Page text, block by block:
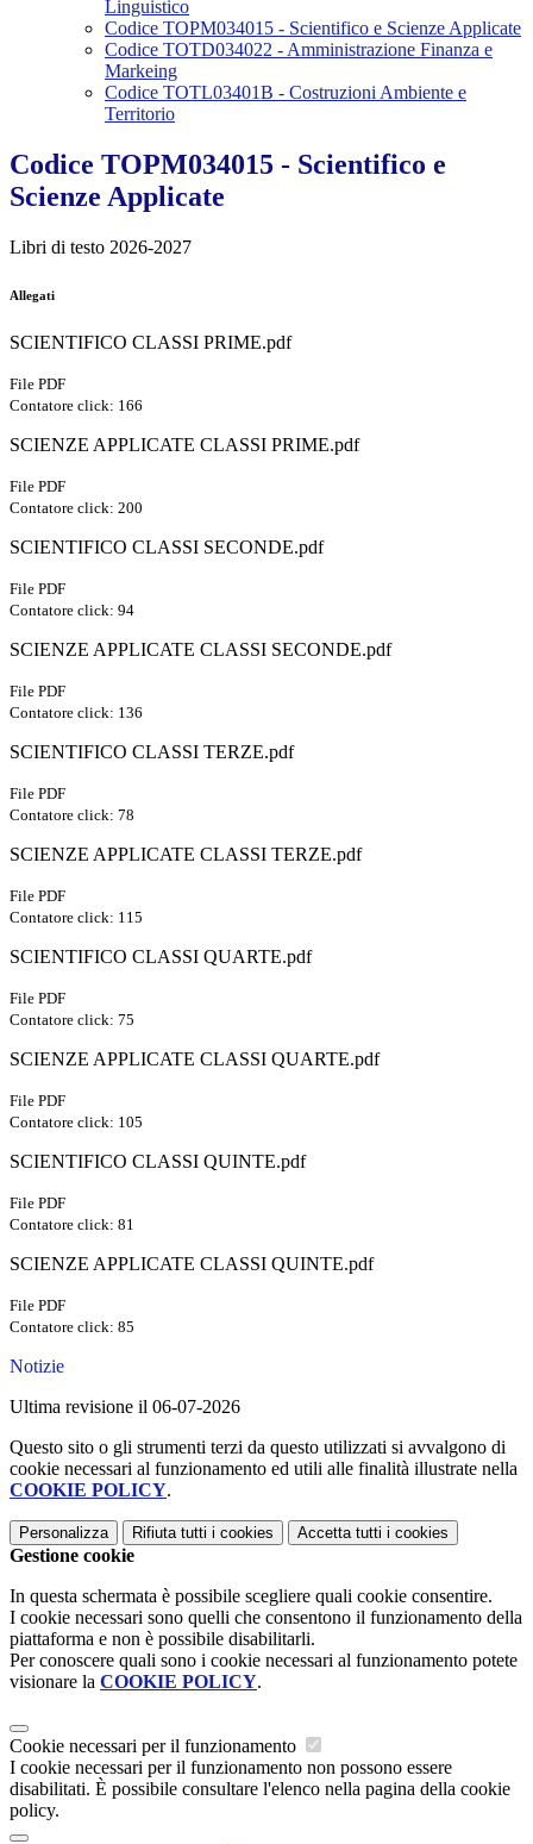
Linguistico
Codice TOPM034015 - Scientifico e Scienze Applicate
Codice TOTD034022 - Amministrazione Finanza e
Markeing
Codice TOTL03401B - Costruzioni Ambiente e
Territorio
Codice TOPM034015 - Scientifico e
Scienze Applicate
Libri di testo 2026-2027
Allegati
SCIENTIFICO CLASSI PRIME.pdf
File PDF
Contatore click: 166
SCIENZE APPLICATE CLASSI PRIME.pdf
File PDF
Contatore click: 200
SCIENTIFICO CLASSI SECONDE.pdf
File PDF
Contatore click: 94
SCIENZE APPLICATE CLASSI SECONDE.pdf
File PDF
Contatore click: 136
SCIENTIFICO CLASSI TERZE.pdf
File PDF
Contatore click: 78
SCIENZE APPLICATE CLASSI TERZE.pdf
File PDF
Contatore click: 115
SCIENTIFICO CLASSI QUARTE.pdf
File PDF
Contatore click: 75
SCIENZE APPLICATE CLASSI QUARTE.pdf
File PDF
Contatore click: 105
SCIENTIFICO CLASSI QUINTE.pdf
File PDF
Contatore click: 81
SCIENZE APPLICATE CLASSI QUINTE.pdf
File PDF
Contatore click: 85
Notizie
Ultima revisione il 06-07-2026
Questo sito o gli strumenti terzi da questo utilizzati si avvalgono di
cookie necessari al funzionamento ed utili alle finalità illustrate nella
COOKIE POLICY.
Personalizza Rifiuta tutti i cookies Accetta tutti i cookies
Gestione cookie
In questa schermata è possibile scegliere quali cookie consentire.
I cookie necessari sono quelli che consentono il funzionamento della
piattaforma e non è possibile disabilitarli.
Per conoscere quali sono i cookie necessari al funzionamento potete
visionare la COOKIE POLICY.
Cookie necessari per il funzionamento
I cookie necessari per il funzionamento non possono essere
disabilitati. È possibile consultare l'elenco nella pagina della cookie
policy.